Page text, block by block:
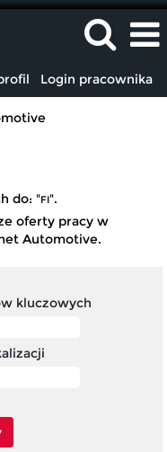
Login pracownika
do: "FI".
oferty pracy w
Automotive.
kluczowych